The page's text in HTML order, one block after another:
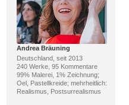
Andrea Bräuning
Deutschland, seit 2013
240 Werke, 95 Kommentare
99% Malerei, 1% Zeichnung;
Oel, Pastellkreide; mehrheitlich:
Realismus, Postsurrealismus